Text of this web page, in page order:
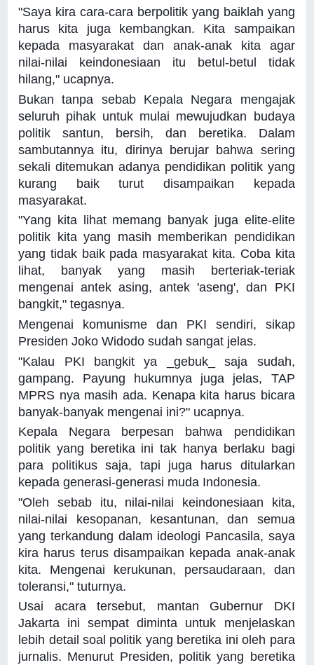
"Saya kira cara-cara berpolitik yang baiklah yang
harus kita juga kembangkan. Kita sampaikan
kepada masyarakat dan anak-anak kita agar
nilai-nilai keindonesiaan itu betul-betul tidak
hilang," ucapnya.
Bukan tanpa sebab Kepala Negara mengajak
seluruh pihak untuk mulai mewujudkan budaya
politik santun, bersih, dan beretika. Dalam
sambutannya itu, dirinya berujar bahwa sering
sekali ditemukan adanya pendidikan politik yang
kurang baik turut disampaikan kepada
masyarakat.
"Yang kita lihat memang banyak juga elite-elite
politik kita yang masih memberikan pendidikan
yang tidak baik pada masyarakat kita. Coba kita
lihat, banyak yang masih berteriak-teriak
mengenai antek asing, antek 'aseng', dan PKI
bangkit," tegasnya.
Mengenai komunisme dan PKI sendiri, sikap
Presiden Joko Widodo sudah sangat jelas.
"Kalau PKI bangkit ya _gebuk_ saja sudah,
gampang. Payung hukumnya juga jelas, TAP
MPRS nya masih ada. Kenapa kita harus bicara
banyak-banyak mengenai ini?" ucapnya.
Kepala Negara berpesan bahwa pendidikan
politik yang beretika ini tak hanya berlaku bagi
para politikus saja, tapi juga harus ditularkan
kepada generasi-generasi muda Indonesia.
"Oleh sebab itu, nilai-nilai keindonesiaan kita,
nilai-nilai kesopanan, kesantunan, dan semua
yang terkandung dalam ideologi Pancasila, saya
kira harus terus disampaikan kepada anak-anak
kita. Mengenai kerukunan, persaudaraan, dan
toleransi," tuturnya.
Usai acara tersebut, mantan Gubernur DKI
Jakarta ini sempat diminta untuk menjelaskan
lebih detail soal politik yang beretika ini oleh para
jurnalis. Menurut Presiden, politik yang beretika